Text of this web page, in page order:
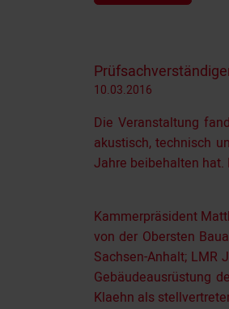
10.03.2016
Die Veranstaltung
akustisch, technisch
Jahre beibehalten hat.
Kammerpräsident
von der Obersten
Sachsen-Anhalt; LMR
Gebäudeausrüstung
Klaehn als